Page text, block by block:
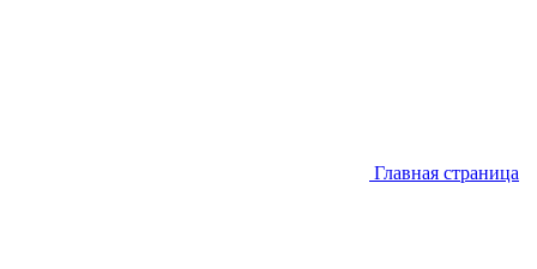
Главная страница